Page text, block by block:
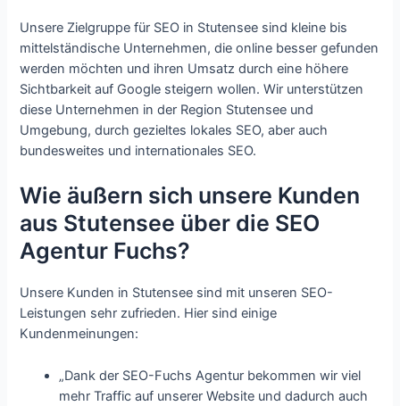
Unsere Zielgruppe für SEO in Stutensee sind kleine bis
mittelständische Unternehmen, die online besser gefunden
werden möchten und ihren Umsatz durch eine höhere
Sichtbarkeit auf Google steigern wollen. Wir unterstützen
diese Unternehmen in der Region Stutensee und
Umgebung, durch gezieltes lokales SEO, aber auch
bundesweites und internationales SEO.
Wie äußern sich unsere Kunden
aus Stutensee über die SEO
Agentur Fuchs?
Unsere Kunden in Stutensee sind mit unseren SEO-
Leistungen sehr zufrieden. Hier sind einige
Kundenmeinungen:
„Dank der SEO-Fuchs Agentur bekommen wir viel
mehr Traffic auf unserer Website und dadurch auch